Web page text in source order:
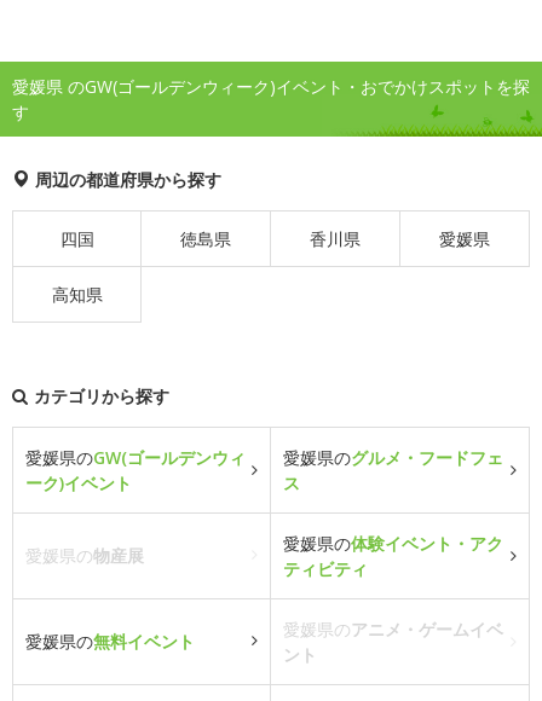
愛媛県 のGW(ゴールデンウィーク)イベント・おでかけスポットを探
す
周辺の都道府県から探す
四国 徳島県 香川県 愛媛県
高知県
カテゴリから探す
愛媛県のGW(ゴールデンウィ
ーク)イベント
愛媛県のグルメ・フードフェ
ス
愛媛県の物産展
愛媛県の体験イベント・アク
ティビティ
愛媛県の無料イベント
愛媛県のアニメ・ゲームイベ
ント